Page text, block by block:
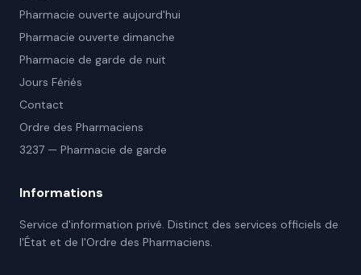
Pharmacie ouverte aujourd'hui
Pharmacie ouverte dimanche
Pharmacie de garde de nuit
Jours Fériés
Contact
Ordre des Pharmaciens
3237 — Pharmacie de garde
Informations
Service d'information privé. Distinct des services officiels de
l'État et de l'Ordre des Pharmaciens.